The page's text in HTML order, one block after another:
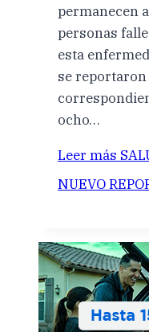
permanecen
personas
esta
se reportaron
ocho…
Leer más
NUEVO